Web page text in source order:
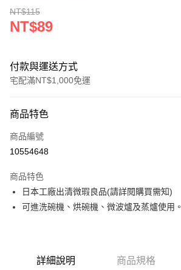
NT$115
NT$89
付款與運送方式
宅配滿NT$1,000免運
信用卡一次付款
LINE Pay
運送方式
黑貓外島宅配
商品特色
商品編號
10554648
商品特色
日本工廠出清微瑕良品(請詳閱購買需知)
可進洗碗機、烘碗機、微波爐及蒸爐使用。
詳細說明 商品規格